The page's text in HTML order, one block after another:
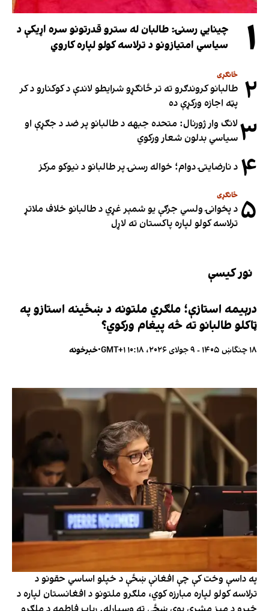
۱
چینایي رسنۍ: طالبان له سترو قدرتونو سره اړیکې د
سیاسي امتیازونو د ترلاسه کولو لپاره کاروي
۲ ځانګړی
طالبانو کروندګرو ته تر ځانګړو شرایطو لاندې د کوکنارو د کر
پټه اجازه ورکړې ده
۳ لانګ وار ژورنال: متحده جبهه د طالبانو پر ضد د جګړې او
سیاسي بدلون شعار ورکوي
۴ د نارضایتۍ دوام؛ خواله رسنۍ پر طالبانو د نیوکو مرکز
۵ ځانګړی
د پخوانۍ ولسي جرګې یو شمېر غړي د طالبانو خلاف ملاتړ
ترلاسه کولو لپاره پاکستان ته لاړل
نور کیسې
درېیمه استازې؛ ملګري ملتونه د ښځینه استازو په
ټاکلو طالبانو ته څه پیغام ورکوي؟
۱۸ چنگاښ ۱۴۰۵ - ۹ جولای ۲۰۲۶، ۱۰:۱۸ GMT+۱ •خبرخونه
په داسې وخت کې چې افغانې ښځې د خپلو اساسي حقونو د
ترلاسه کولو لپاره مبارزه کوي، ملګرو ملتونو د افغانستان لپاره د